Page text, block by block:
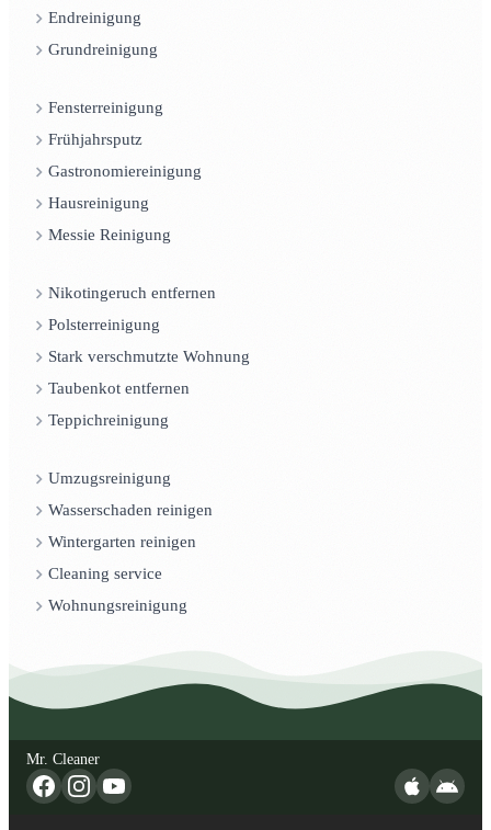
Endreinigung
Grundreinigung
Fensterreinigung
Frühjahrsputz
Gastronomiereinigung
Hausreinigung
Messie Reinigung
Nikotingeruch entfernen
Polsterreinigung
Stark verschmutzte Wohnung
Taubenkot entfernen
Teppichreinigung
Umzugsreinigung
Wasserschaden reinigen
Wintergarten reinigen
Cleaning service
Wohnungsreinigung
Mr. Cleaner